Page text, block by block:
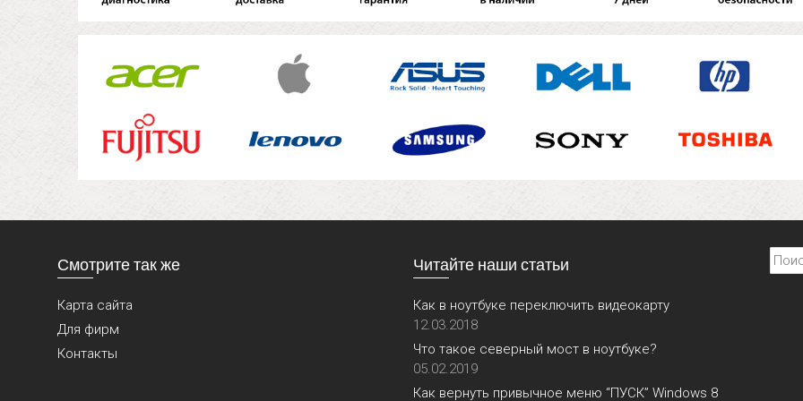
Смотрите так же
Карта сайта
Для фирм
Контакты
Читайте наши статьи
Как в ноутбуке переключить видеокарту
12.03.2018
Что такое северный мост в ноутбуке?
05.02.2019
Как вернуть привычное меню “ПУСК” Windows 8